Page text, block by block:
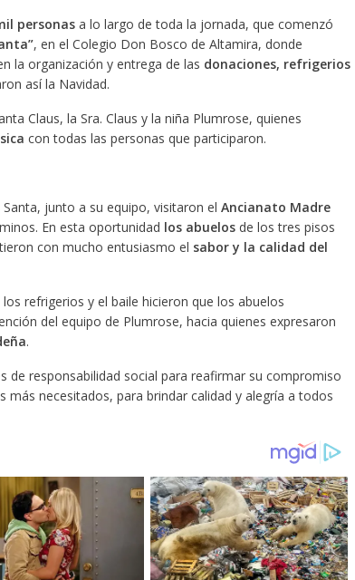
personasa lo largo de toda la jornada, que comenzó
, en el Colegio Don Bosco de Altamira, donde
la organización y entrega de las donaciones, refrigerios
así la Navidad.
Claus, la Sra. Claus y la niña Plumrose, quienes
con todas las personas que participaron.
Santa, junto a su equipo, visitaron el Ancianato Madre
En esta oportunidad los abuelos de los tres pisos
con mucho entusiasmo el sabor y la calidad del
refrigerios y el baile hicieron que los abuelos
del equipo de Plumrose, hacia quienes expresaron
.
de responsabilidad social para reafirmar su compromiso
más necesitados, para brindar calidad y alegría a todos